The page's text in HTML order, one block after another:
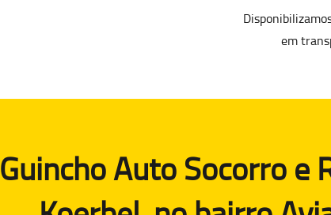
em
Guincho Auto Socorro e